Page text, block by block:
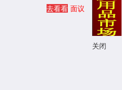
去看看 面议
关闭